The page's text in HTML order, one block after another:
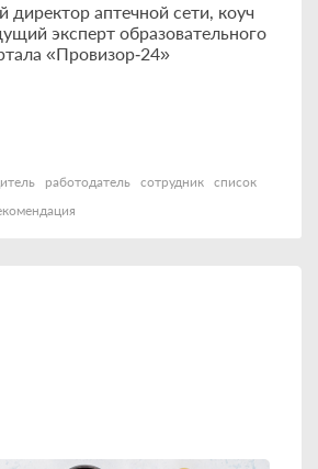
директор аптечной сети, коуч
эксперт образовательного
«Провизор‑24»
работодатель сотрудник список